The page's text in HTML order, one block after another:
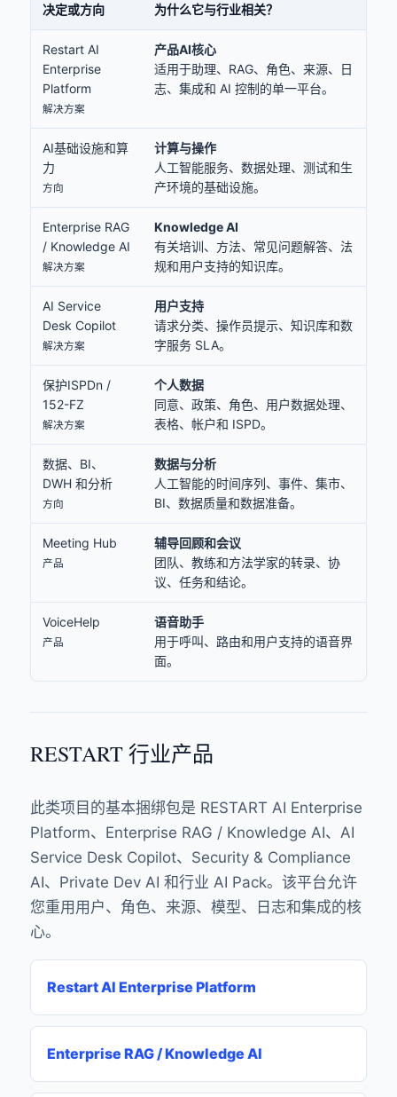
决定或方向 为什么它与行业相关？
Restart AI
Enterprise
Platform
解决方案
产品AI核心
适用于助理、RAG、角色、来源、日
志、集成和 AI 控制的单一平台。
AI基础设施和算
力
方向
计算与操作
人工智能服务、数据处理、测试和生
产环境的基础设施。
Enterprise RAG
/ Knowledge AI
解决方案
Knowledge AI
有关培训、方法、常见问题解答、法
规和用户支持的知识库。
AI Service
Desk Copilot
解决方案
用户支持
请求分类、操作员提示、知识库和数
字服务 SLA。
保护ISPDn /
152-FZ
解决方案
个人数据
同意、政策、角色、用户数据处理、
表格、帐户和 ISPD。
数据、BI、
DWH 和分析
方向
数据与分析
人工智能的时间序列、事件、集市、
BI、数据质量和数据准备。
Meeting Hub
产品
辅导回顾和会议
团队、教练和方法学家的转录、协
议、任务和结论。
VoiceHelp
产品
语音助手
用于呼叫、路由和用户支持的语音界
面。
RESTART 行业产品
此类项目的基本捆绑包是 RESTART AI Enterprise
Platform、Enterprise RAG / Knowledge AI、AI
Service Desk Copilot、Security & Compliance
AI、Private Dev AI 和行业 AI Pack。该平台允许
您重用用户、角色、来源、模型、日志和集成的核
心。
Restart AI Enterprise Platform
Enterprise RAG / Knowledge AI